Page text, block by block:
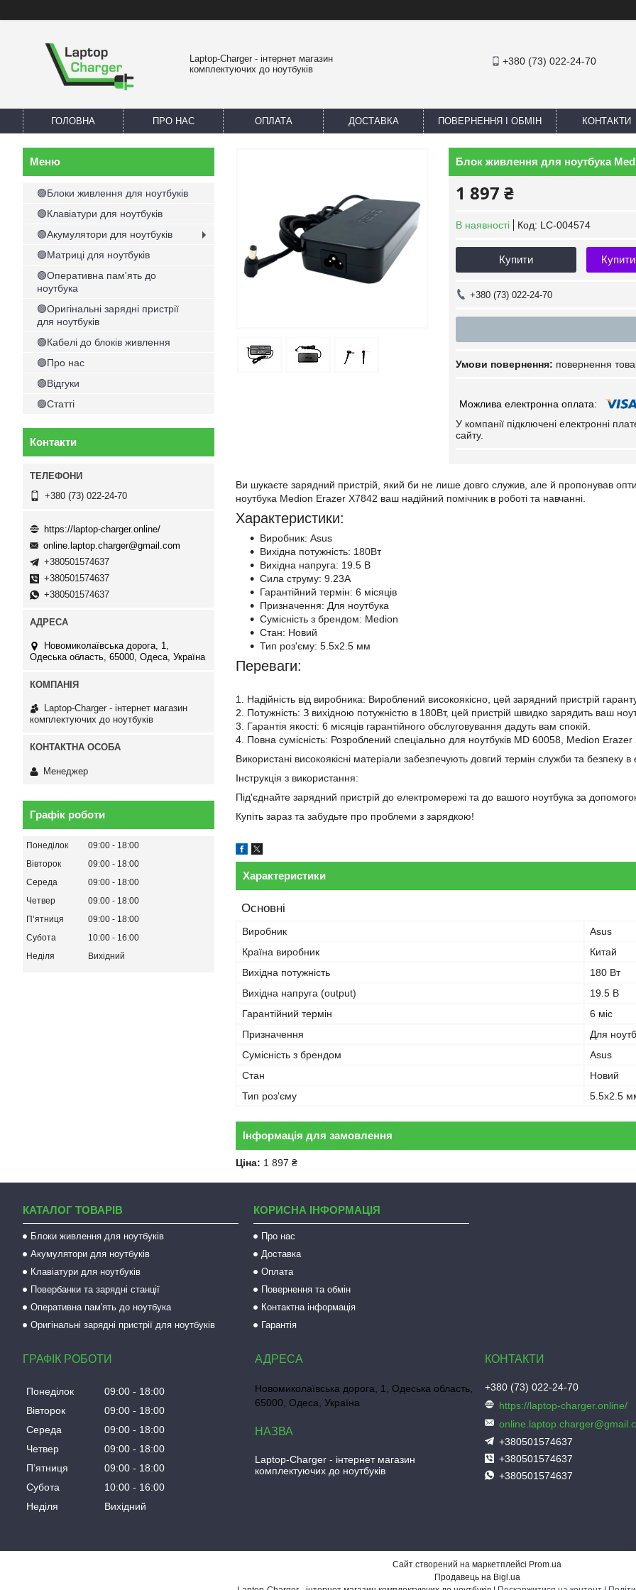
Laptop-Charger - інтернет магазин
комплектуючих до ноутбуків
+380 (73) 022-24-70
ГОЛОВНА ПРО НАС ОПЛАТА ДОСТАВКА ПОВЕРНЕННЯ І ОБМІН КОНТАКТИ
Блок живлення для ноутбука
1 897 ₴
В наявності Код: LC-004574
Купити
+380 (73) 022-24-70
повернення
У компанії підключені електронні
сайту.
Ви шукаєте зарядний пристрій, який би не лише довго служив, але й пропонував
ноутбука Medion Erazer X7842 ваш надійний помічник в роботі та навчанні.
Характеристики:
Виробник: Asus
Вихідна потужність: 180Вт
Вихідна напруга: 19.5 В
Сила струму: 9.23А
Гарантійний термін: 6 місяців
Призначення: Для ноутбука
Сумісність з брендом: Medion
Стан: Новий
Тип роз'єму: 5.5x2.5 мм
Переваги:
1. Надійність від виробника: Вироблений високоякісно, цей зарядний пристрій
2. Потужність: З вихідною потужністю в 180Вт, цей пристрій швидко зарядить ваш
3. Гарантія якості: 6 місяців гарантійного обслуговування дадуть вам спокій.
4. Повна сумісність: Розроблений спеціально для ноутбуків MD 60058, Medion Erazer
Використані високоякісні матеріали забезпечують довгий термін служби та безпеку в
Інструкція з використання:
Під'єднайте зарядний пристрій до електромережі та до вашого ноутбука за
Купіть зараз та забудьте про проблеми з зарядкою!
Характеристики
Основні
Виробник
Asus
Країна виробник
Китай
Вихідна потужність
180 Вт
Вихідна напруга (output)
19.5 В
Гарантійний термін
6 міс
Призначення
Для
Сумісність з брендом
Asus
Стан
Новий
Тип роз'єму
5.5x2.5
Інформація для замовлення
Ціна: 1 897 ₴
🟢Блоки живлення для ноутбуків
🟢Клавіатури для ноутбуків
🟢Акумулятори для ноутбуків
🟢Матриці для ноутбуків
🟢Оперативна пам'ять до
ноутбука
🟢Оригінальні зарядні пристрії
для ноутбуків
🟢Кабелі до блоків живлення
🟢Про нас
🟢Відгуки
🟢Статті
Контакти
+380 (73) 022-24-70
https://laptop-charger.online/
online.laptop.charger@gmail.com
+380501574637
+380501574637
+380501574637
Новомиколаївська дорога, 1,
Одеська область, 65000, Одеса, Україна
Laptop-Charger - інтернет магазин
комплектуючих до ноутбуків
Менеджер
Графік роботи
Понеділок 09:00
18:00
Вівторок
09:00
18:00
Середа
09:00
18:00
Четвер
09:00
18:00
Пʼятниця
09:00
18:00
Субота
10:00
16:00
Неділя
Вихідний
КАТАЛОГ ТОВАРІВ
Блоки живлення для ноутбуків
Акумулятори для ноутбуків
Клавіатури для ноутбуків
Повербанки та зарядні станції
Оперативна пам'ять до ноутбука
Оригінальні зарядні пристрії для ноутбуків
КОРИСНА ІНФОРМАЦІЯ
Про нас
Доставка
Оплата
Повернення та обмін
Контактна інформація
Гарантія
ГРАФІК РОБОТИ
Понеділок 09:00
18:00
Вівторок
09:00
18:00
Середа
09:00
18:00
Четвер
09:00
18:00
Пʼятниця
09:00
18:00
Субота
10:00
16:00
Неділя
Вихідний
Новомиколаївська дорога, 1, Одеська область,
65000, Одеса, Україна
Laptop-Charger - інтернет магазин
комплектуючих до ноутбуків
+380 (73) 022-24-70
https://laptop-charger.online/
+380501574637
+380501574637
+380501574637
Сайт створений на маркетплейсі Prom.ua
Продавець на Bigl.ua